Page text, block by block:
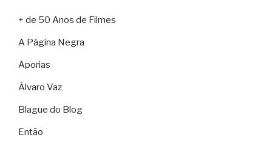
+ de 50 Anos de Filmes
A Página Negra
Aporias
Álvaro Vaz
Blague do Blog
Então